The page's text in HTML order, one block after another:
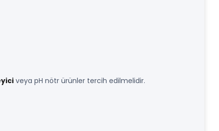
veya pH nötr ürünler tercih edilmelidir.